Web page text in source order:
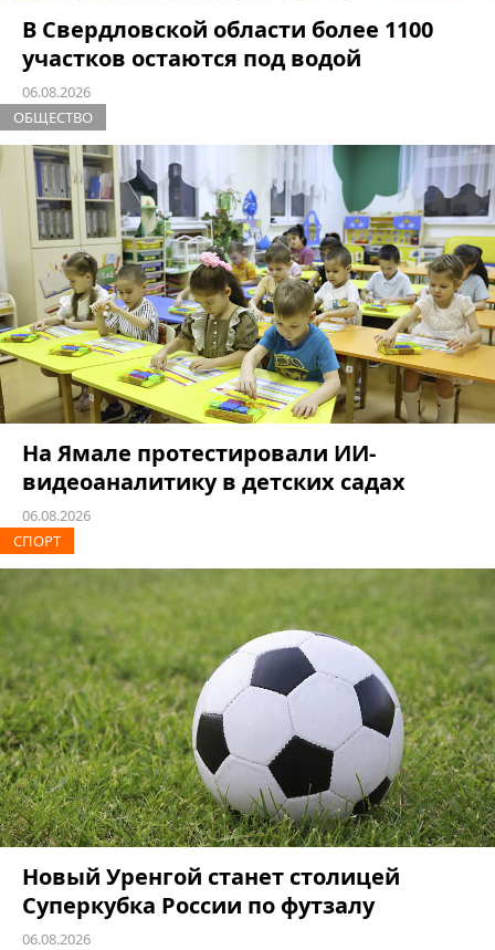
В Свердловской области более 1100
участков остаются под водой
06.08.2026
ОБЩЕСТВО
На Ямале протестировали ИИ-
видеоаналитику в детских садах
06.08.2026
СПОРТ
Новый Уренгой станет столицей
Суперкубка России по футзалу
06.08.2026